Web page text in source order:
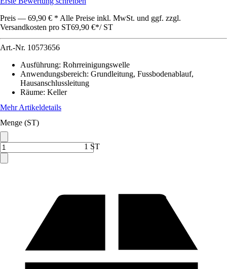
Preis — 69,90 € * Alle Preise inkl. MwSt. und ggf. zzgl.
Versandkosten pro ST69,90 €*/ ST
Art.-Nr. 10573656
Ausführung: Rohrreinigungswelle
Anwendungsbereich: Grundleitung, Fussbodenablauf,
Hausanschlussleitung
Räume: Keller
Mehr Artikeldetails
Menge (ST)
1 ST